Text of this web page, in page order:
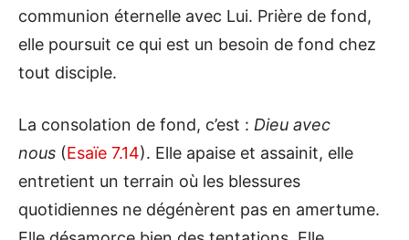
communion éternelle avec Lui. Prière de fond,
elle poursuit ce qui est un besoin de fond chez
tout disciple.
La consolation de fond, c’est : Dieu avec
nous (Esaïe 7.14). Elle apaise et assainit, elle
entretient un terrain où les blessures
quotidiennes ne dégénèrent pas en amertume.